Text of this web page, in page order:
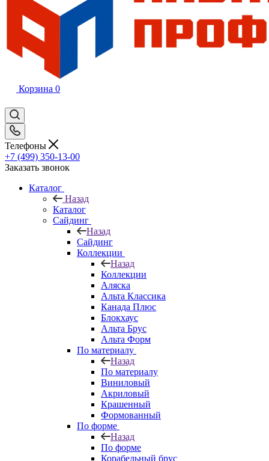
Корзина 0
Телефоны
+7 (499) 350-13-00
Заказать звонок
Каталог
Назад
Каталог
Сайдинг
Назад
Сайдинг
Коллекции
Назад
Коллекции
Аляска
Альта Классика
Канада Плюс
Блокхаус
Альта Брус
Альта Форм
По материалу
Назад
По материалу
Виниловый
Акриловый
Крашенный
Формованный
По форме
Назад
По форме
Корабельный брус